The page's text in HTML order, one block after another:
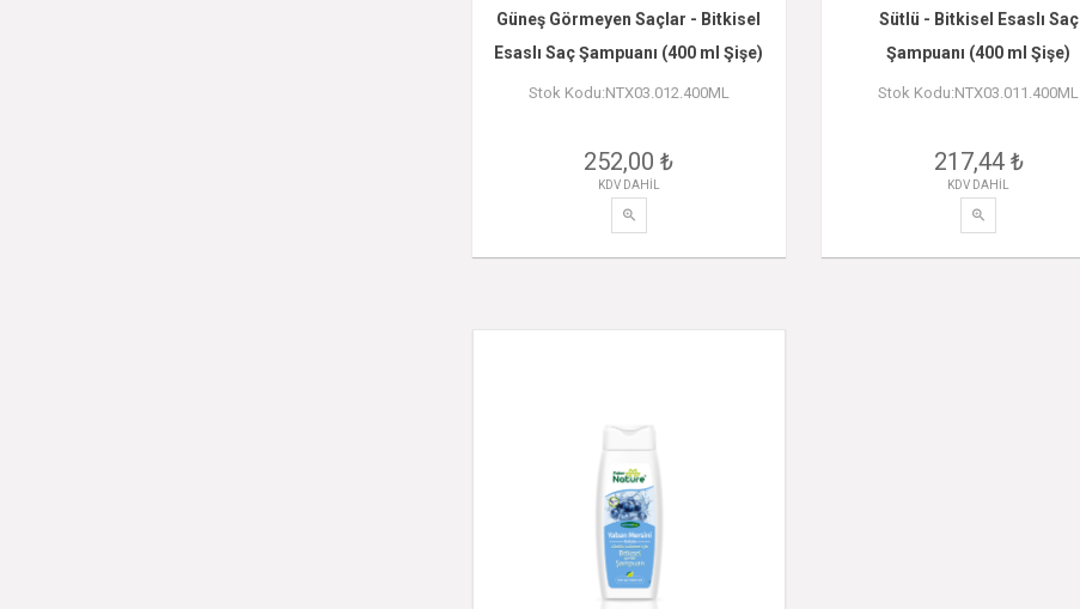
Güneş Görmeyen Saçlar - Bitkisel
Esaslı Saç Şampuanı (400 ml Şişe)
Stok Kodu:NTX03.012.400ML
252,00 ₺
KDV DAHİL
Sütlü - Bitkisel Esaslı Saç
Şampuanı (400 ml Şişe)
Stok Kodu:NTX03.011.400ML
217,44 ₺
KDV DAHİL